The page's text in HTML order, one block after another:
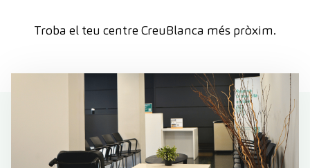
Troba el teu centre CreuBlanca més pròxim.